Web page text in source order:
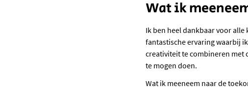
Wat ik
Ik ben heel dankbaar voor alle
fantastische ervaring waarbij
creativiteit te combineren met
te mogen doen.
Wat ik meeneem naar de